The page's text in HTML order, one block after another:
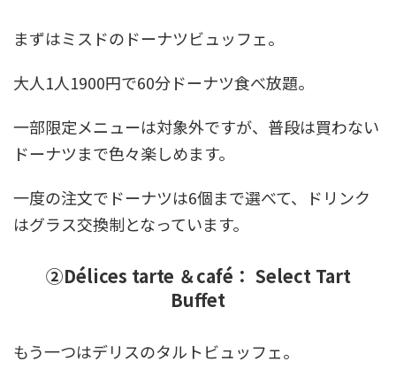
まずはミスドのドーナツビュッフェ。
大人1人1900円で60分ドーナツ食べ放題。
一部限定メニューは対象外ですが、普段は買わない
ドーナツまで色々楽しめます。
一度の注文でドーナツは6個まで選べて、ドリンク
はグラス交換制となっています。
②Délices tarte ＆café： Select Tart
Buffet
もう一つはデリスのタルトビュッフェ。